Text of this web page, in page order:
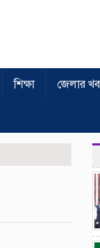
শিক্ষা জেলার